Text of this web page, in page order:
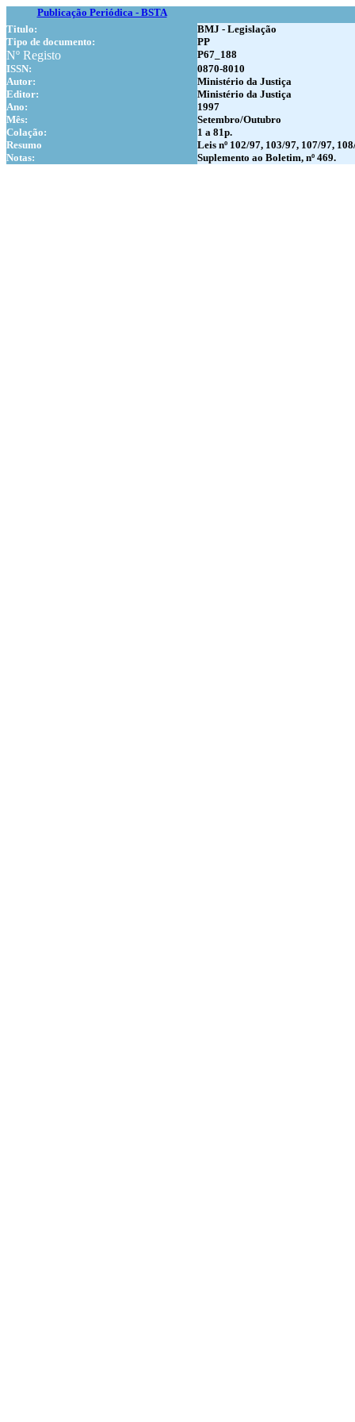
Publicação Periódica - BSTA
Titulo:
BMJ - Legislação
Tipo de documento:
PP
Nº Registo
P67_188
ISSN:
0870-8010
Autor:
Ministério da Justiça
Editor:
Ministério da Justiça
Ano:
1997
Mês:
Setembro/Outubro
Colação:
1 a 81p.
Resumo
Leis nº 102/97, 103/97, 107/97,
Notas:
Suplemento ao Boletim, nº 469.